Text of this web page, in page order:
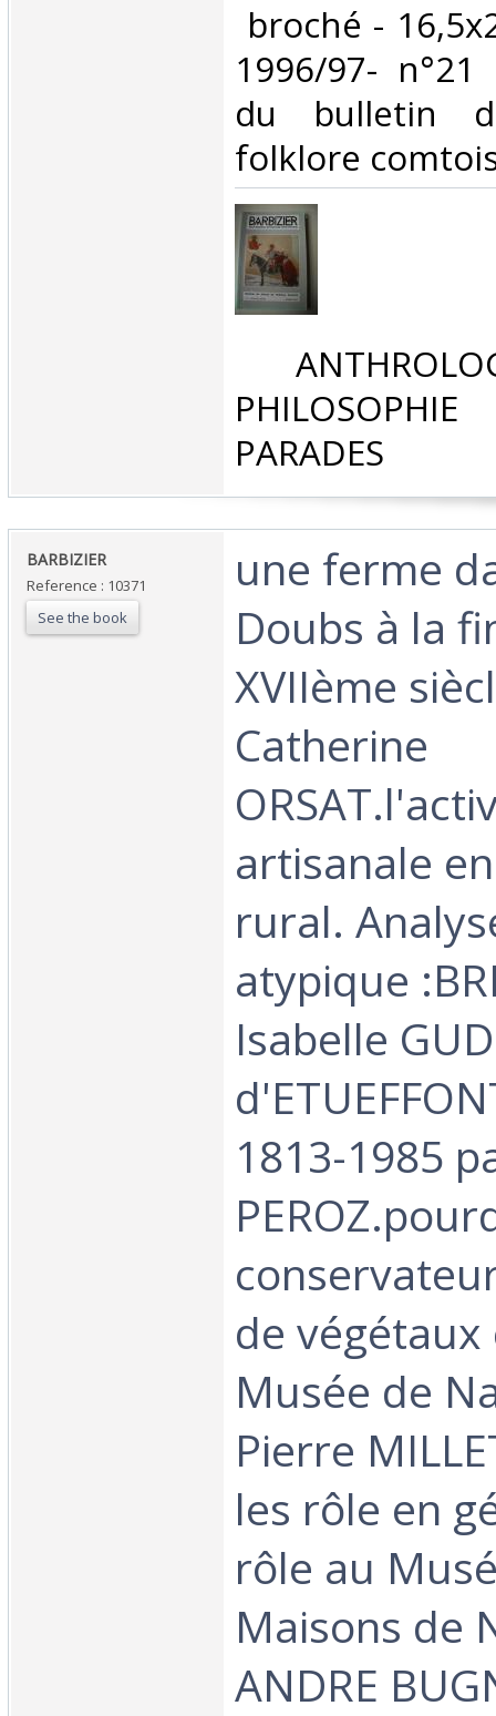
broché -
1996/97-
du bulletin
folklore
PHILOSOPHIE
PARADES‎
‎BARBIZIER‎
Reference : 10371
See the book
‎une ferme
Doubs à la
XVIIème
Catherine
artisanale
rural.
atypique
Isabelle
1813-1985
de
Musée de
Pierre
les rôle en
rôle au
Maisons de
ANDRE